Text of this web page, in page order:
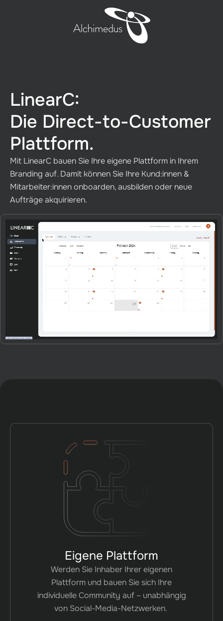
LinearC:
Die Direct-to-Customer
Plattform.
Mit LinearC bauen Sie Ihre eigene Plattform in Ihrem
Branding auf. Damit können Sie Ihre Kund:innen &
Mitarbeiter:innen onboarden, ausbilden oder neue
Aufträge akquirieren.
Eigene Plattform
Werden Sie Inhaber Ihrer eigenen
Plattform und bauen Sie sich Ihre
individuelle Community auf – unabhängig
von Social-Media-Netzwerken.